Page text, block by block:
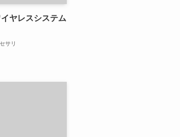
ヤレスシステム
サリ